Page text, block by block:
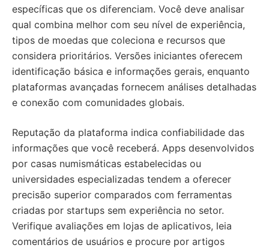
específicas que os diferenciam. Você deve analisar
qual combina melhor com seu nível de experiência,
tipos de moedas que coleciona e recursos que
considera prioritários. Versões iniciantes oferecem
identificação básica e informações gerais, enquanto
plataformas avançadas fornecem análises detalhadas
e conexão com comunidades globais.
Reputação da plataforma indica confiabilidade das
informações que você receberá. Apps desenvolvidos
por casas numismáticas estabelecidas ou
universidades especializadas tendem a oferecer
precisão superior comparados com ferramentas
criadas por startups sem experiência no setor.
Verifique avaliações em lojas de aplicativos, leia
comentários de usuários e procure por artigos